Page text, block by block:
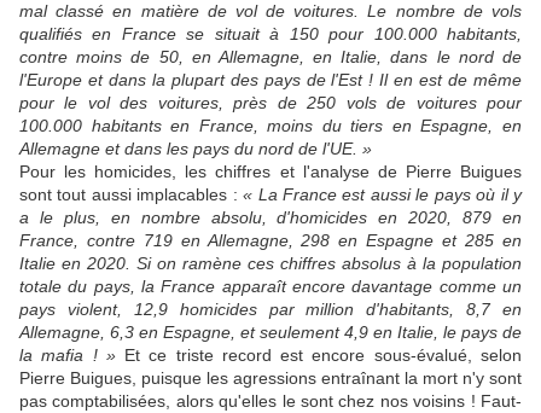
mal classé en matière de vol de voitures. Le nombre de vols
qualifiés en France se situait à 150 pour 100.000 habitants,
contre moins de 50, en Allemagne, en Italie, dans le nord de
l'Europe et dans la plupart des pays de l'Est ! Il en est de même
pour le vol des voitures, près de 250 vols de voitures pour
100.000 habitants en France, moins du tiers en Espagne, en
Allemagne et dans les pays du nord de l'UE. »
Pour les homicides, les chiffres et l'analyse de Pierre Buigues
sont tout aussi implacables :« La France est aussi le pays où il y
a le plus, en nombre absolu, d'homicides en 2020, 879 en
France, contre 719 en Allemagne, 298 en Espagne et 285 en
Italie en 2020. Si on ramène ces chiffres absolus à la population
totale du pays, la France apparaît encore davantage comme un
pays violent, 12,9 homicides par million d'habitants, 8,7 en
Allemagne, 6,3 en Espagne, et seulement 4,9 en Italie, le pays de
la mafia ! »Et ce triste record est encore sous-évalué, selon
Pierre Buigues, puisque les agressions entraînant la mort n'y sont
pas comptabilisées, alors qu'elles le sont chez nos voisins ! Faut-